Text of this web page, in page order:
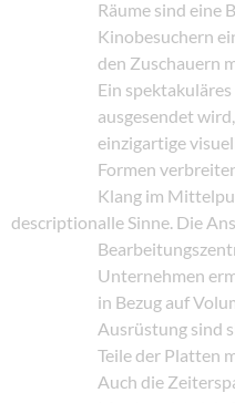
description
Räume sind eine
Kinobesuchern
den Zuschauern
Ein
ausgesendet
einzigartige
Formen
Klang im
alle Sinne. Die
Unternehmen
in Bezug auf
Ausrüstung sind
Teile der Platten
Auch die